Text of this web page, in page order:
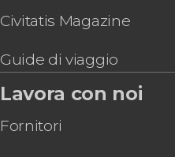
Civitatis Magazine
Guide di viaggio
Lavora con noi
Fornitori